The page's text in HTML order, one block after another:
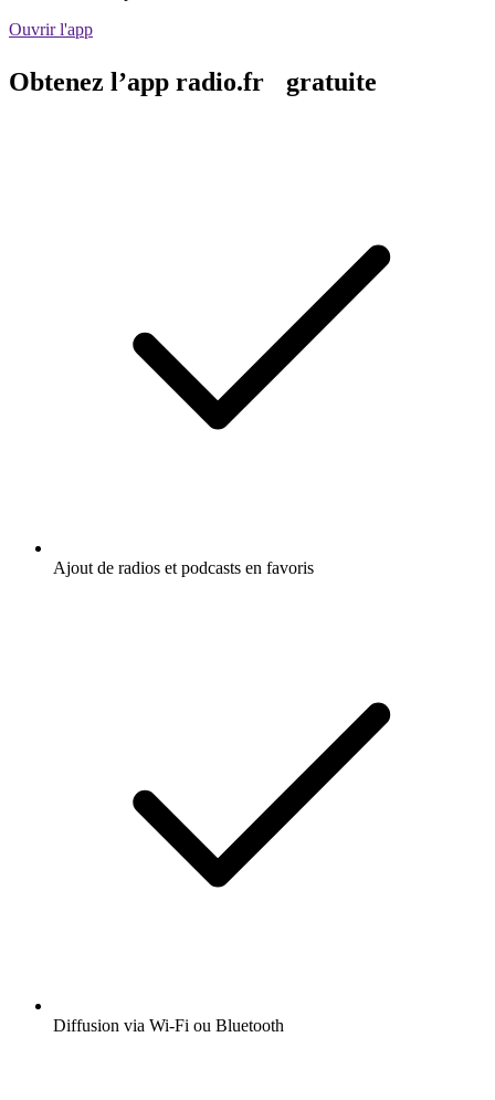
Ouvrir l'app
Obtenez l’app radio.fr gratuite
Ajout de radios et podcasts en favoris
Diffusion via Wi-Fi ou Bluetooth